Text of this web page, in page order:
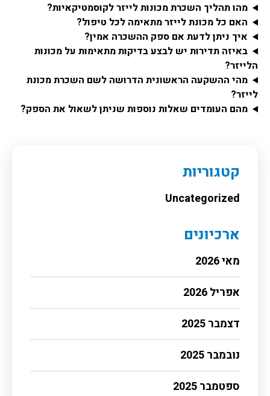
מהו תהליך השכרת מכונות לייזר לקוסמטיקאיות?
האם כל מכונת לייזר מתאימה לכל טיפול?
איך ניתן לדעת אם ספק ההשכרה אמין?
באיזה תדירות יש לבצע בדיקות מתאימות על מכונות
הלייזר?
מהי ההשקעה הראשונית הדרושה לשם השכרת מכונת
לייזר?
מהם העומדים שאלות נוספות שניתן לשאול את הספק?
קטגוריות
Uncategorized
ארכיונים
מאי 2026
אפריל 2026
דצמבר 2025
נובמבר 2025
ספטמבר 2025